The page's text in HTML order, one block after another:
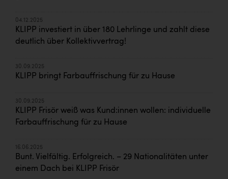
04.12.2025
KLIPP investiert in über 180 Lehrlinge und zahlt diese
deutlich über Kollektivvertrag!
30.09.2025
KLIPP bringt Farbauffrischung für zu Hause
30.09.2025
KLIPP Frisör weiß was Kund:innen wollen: individuelle
Farbauffrischung für zu Hause
16.06.2025
Bunt. Vielfältig. Erfolgreich. – 29 Nationalitäten unter
einem Dach bei KLIPP Frisör